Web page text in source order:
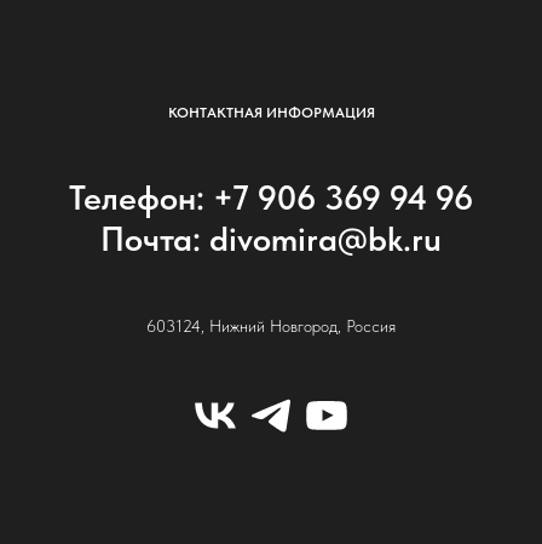
КОНТАКТНАЯ ИНФОРМАЦИЯ
Телефон: +7 906 369 94 96
Почта: divomira@bk.ru
603124, Нижний Новгород, Россия